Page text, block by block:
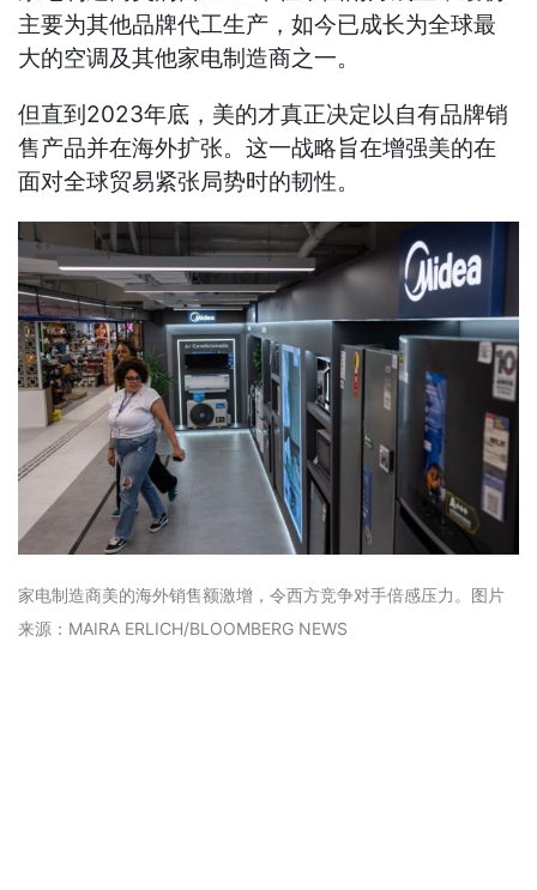
主要为其他品牌代工生产，如今已成长为全球最
大的空调及其他家电制造商之一。
但直到2023年底，美的才真正决定以自有品牌销
售产品并在海外扩张。这一战略旨在增强美的在
面对全球贸易紧张局势时的韧性。
家电制造商美的海外销售额激增，令西方竞争对手倍感压力。图片
来源：MAIRA ERLICH/BLOOMBERG NEWS